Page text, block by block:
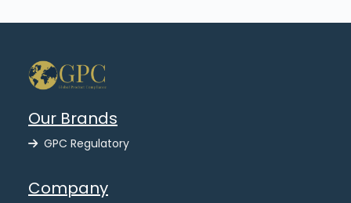
Our Brands
GPC Regulatory
Company